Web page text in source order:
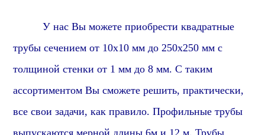
У нас Вы можете приобрести квадратные
трубы сечением от 10х10 мм до 250х250 мм с
толщиной стенки от 1 мм до 8 мм. С таким
ассортиментом Вы сможете решить, практически,
все свои задачи,как правило. Профильные трубы
выпускаются мерной длины 6м и 12 м. Трубы